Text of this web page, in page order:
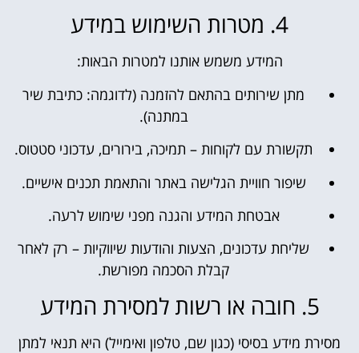
4. מטרות השימוש במידע
המידע משמש אותנו למטרות הבאות:
מתן שירותים בהתאם להזמנה (לדוגמה: כתיבת שיר
במתנה).
תקשורת עם לקוחות – תמיכה, בירורים, עדכוני סטטוס.
שיפור חוויית הגלישה באתר והתאמת תכנים אישיים.
אבטחת המידע והגנה מפני שימוש לרעה.
שליחת עדכונים, הצעות והודעות שיווקיות – רק לאחר
קבלת הסכמה מפורשת.
5. חובה או רשות למסירת המידע
מסירת מידע בסיסי (כגון שם, טלפון ואימייל) היא תנאי למתן